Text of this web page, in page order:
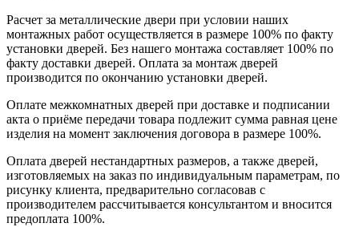
Расчет за металлические двери при условии наших
монтажных работ осуществляется в размере 100% по факту
установки дверей. Без нашего монтажа составляет 100% по
факту доставки дверей. Оплата за монтаж дверей
производится по окончанию установки дверей.
Оплате межкомнатных дверей при доставке и подписании
акта о приёме передачи товара подлежит сумма равная цене
изделия на момент заключения договора в размере 100%.
Оплата дверей нестандартных размеров, а также дверей,
изготовляемых на заказ по индивидуальным параметрам, по
рисунку клиента, предварительно согласовав с
производителем рассчитывается консультантом и вносится
предоплата 100%.